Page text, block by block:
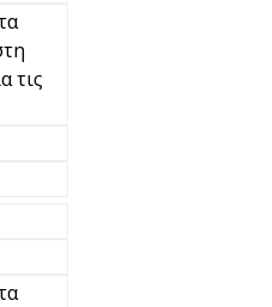
τις